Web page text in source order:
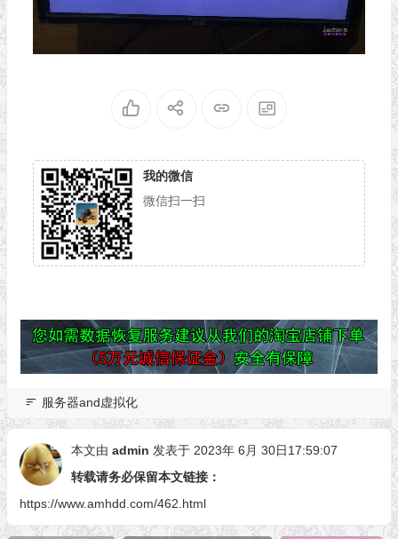
我的微信
微信扫一扫
服务器and虚拟化
本文由 admin 发表于 2023年 6月 30日17:59:07
转载请务必保留本文链接：
https://www.amhdd.com/462.html